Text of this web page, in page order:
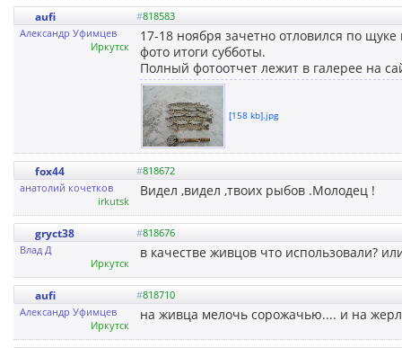
aufi #818583
Александр Уфимцев
Иркутск
17-18 ноября зачетно отловился по
фото итоги субботы.
Полный фотоотчет лежит в галерее на
[158 kb].jpg
fox44 #818672
анатолий кочетков
irkutsk
Видел ,видел ,твоих рыбов .Молодец !
gryct38 #818676
Влад Д
Иркутск
в качестве живцов что использовали?
aufi #818710
Александр Уфимцев
Иркутск
на живца мелочь сорожачью.... и на